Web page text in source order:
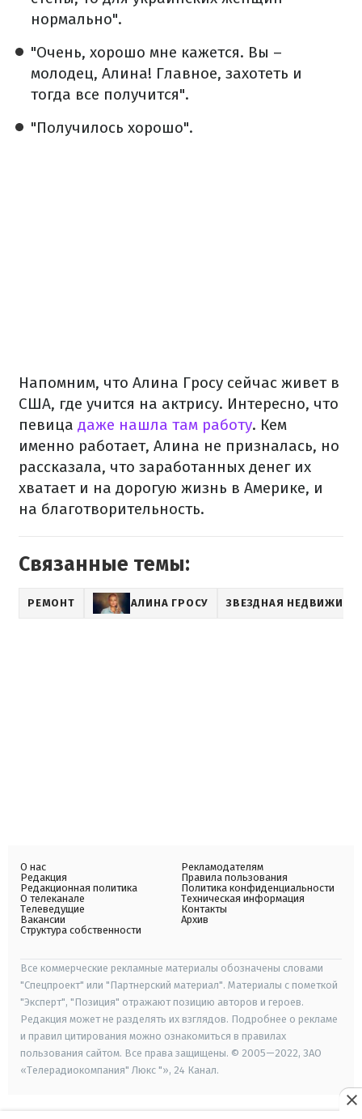
нормально".
"Очень, хорошо мне кажется. Вы –
молодец, Алина! Главное, захотеть и
тогда все получится".
"Получилось хорошо".
Напомним, что Алина Гросу сейчас живет в
США, где учится на актрису. Интересно, что
певица даже нашла там работу. Кем
именно работает, Алина не призналась, но
рассказала, что заработанных денег их
хватает и на дорогую жизнь в Америке, и
на благотворительность.
Связанные темы:
РЕМОНТ АЛИНА ГРОСУ ЗВЕЗДНАЯ
О нас
Редакция
Редакционная политика
О телеканале
Телеведущие
Вакансии
Структура собственности
Рекламодателям
Правила пользования
Политика конфиденциальности
Техническая информация
Контакты
Архив
Все коммерческие рекламные материалы обозначены словами
"Спецпроект" или "Партнерский материал". Материалы с пометкой
"Эксперт", "Позиция" отражают позицию авторов и героев.
Редакция может не разделять их взглядов. Подробнее о рекламе
и правил цитирования можно ознакомиться в правилах
пользования сайтом. Все права защищены. © 2005—2022, ЗАО
«Телерадиокомпания" Люкс "», 24 Канал.